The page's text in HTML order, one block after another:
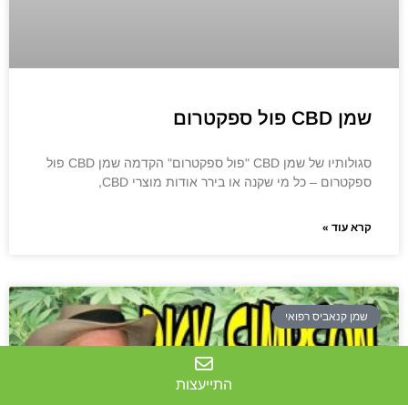
שמן CBD פול ספקטרום
סגולותיו של שמן CBD "פול ספקטרום" הקדמה שמן CBD פול
ספקטרום – כל מי שקנה או בירר ​​אודות מוצרי CBD,
קרא עוד »
שמן קנאביס רפואי
התייעצות